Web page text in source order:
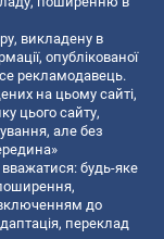
викладену в
опублікованої
рекламодавець.
на цьому сайті,
цього сайту,
але без
будь-яке
до
переклад